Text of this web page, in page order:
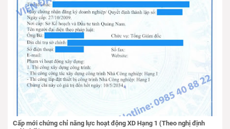
Cấp mới chứng chỉ năng lực hoạt động XD Hạng 1 (Theo nghị định